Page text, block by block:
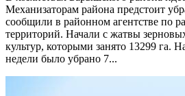
Механизаторам района предстоит
сообщили в районном агентстве по
территорий. Начали с жатвы
культур, которыми занято 13299 га.
недели было убрано 7...